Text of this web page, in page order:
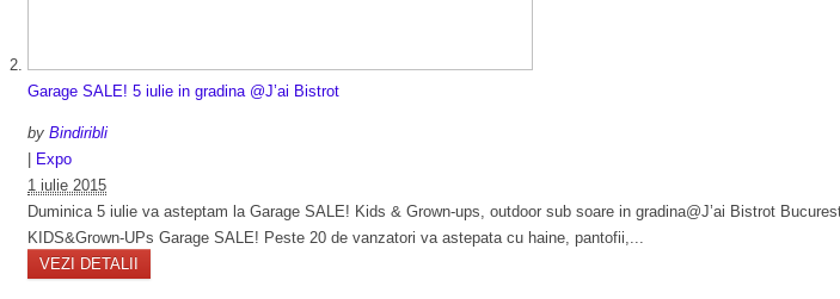
Garage SALE! 5 iulie in gradina @J’ai Bistrot
byBindiribli
Expo
1 iulie 2015
Duminica 5 iulie va asteptam la Garage SALE! Kids & Grown-ups, outdoor sub soare in gradina@J’ai Bistrot
KIDS&Grown-UPs Garage SALE! Peste 20 de vanzatori va astepata cu haine, pantofii,...
VEZI DETALII